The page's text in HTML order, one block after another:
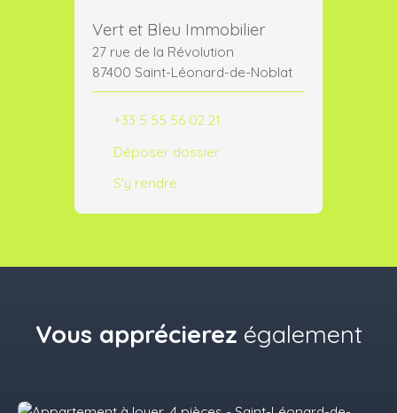
Vert et Bleu Immobilier
27 rue de la Révolution
87400 Saint-Léonard-de-Noblat
+33 5 55 56 02 21
Déposer dossier
S'y rendre
Vous apprécierez également